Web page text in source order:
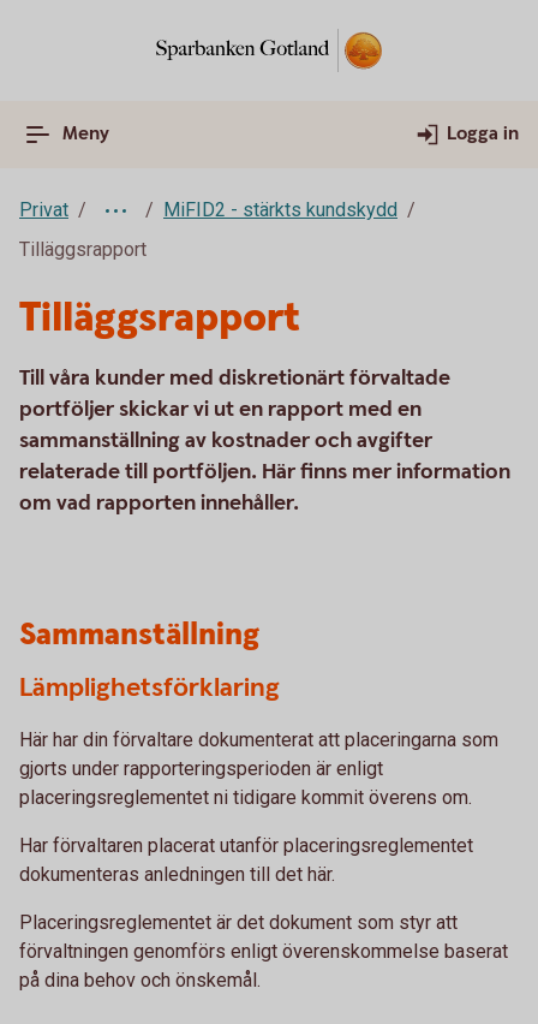
Meny Logga in
Privat
MiFID2 - stärkts kundskydd
Tilläggsrapport
Tilläggsrapport
Till våra kunder med diskretionärt förvaltade
portföljer skickar vi ut en rapport med en
sammanställning av kostnader och avgifter
relaterade till portföljen. Här finns mer information
om vad rapporten innehåller.
Sammanställning
Lämplighetsförklaring
Här har din förvaltare dokumenterat att placeringarna som
gjorts under rapporteringsperioden är enligt
placeringsreglementet ni tidigare kommit överens om.
Har förvaltaren placerat utanför placeringsreglementet
dokumenteras anledningen till det här.
Placeringsreglementet är det dokument som styr att
förvaltningen genomförs enligt överenskommelse baserat
på dina behov och önskemål.